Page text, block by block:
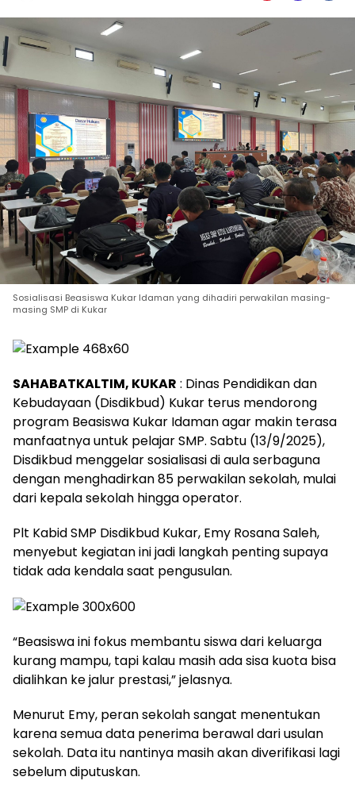
Sosialisasi Beasiswa Kukar Idaman yang dihadiri perwakilan masing-
masing SMP di Kukar
SAHABATKALTIM, KUKAR : Dinas Pendidikan dan
Kebudayaan (Disdikbud) Kukar terus mendorong
program Beasiswa Kukar Idaman agar makin terasa
manfaatnya untuk pelajar SMP. Sabtu (13/9/2025),
Disdikbud menggelar sosialisasi di aula serbaguna
dengan menghadirkan 85 perwakilan sekolah, mulai
dari kepala sekolah hingga operator.
Plt Kabid SMP Disdikbud Kukar, Emy Rosana Saleh,
menyebut kegiatan ini jadi langkah penting supaya
tidak ada kendala saat pengusulan.
“Beasiswa ini fokus membantu siswa dari keluarga
kurang mampu, tapi kalau masih ada sisa kuota bisa
dialihkan ke jalur prestasi,” jelasnya.
Menurut Emy, peran sekolah sangat menentukan
karena semua data penerima berawal dari usulan
sekolah. Data itu nantinya masih akan diverifikasi lagi
sebelum diputuskan.